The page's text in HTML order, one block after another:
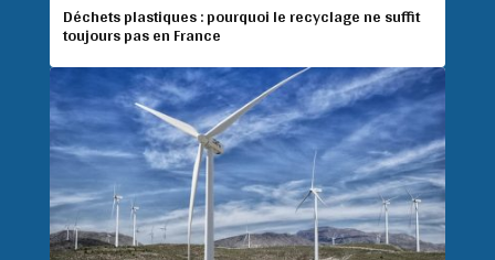
Déchets plastiques : pourquoi le recyclage ne suffit
toujours pas en France